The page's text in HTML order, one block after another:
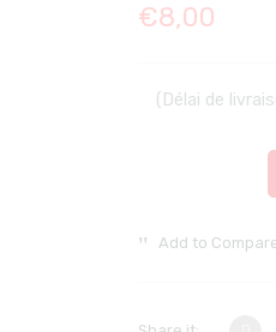
€8,00
(Délai de
Add to